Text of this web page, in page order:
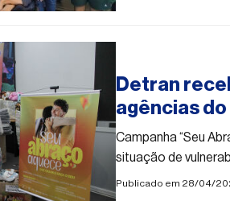
Detran
agências do
Campanha “Seu
situação de
Publicado em 28/04/